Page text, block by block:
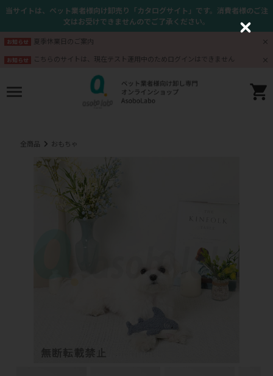
当サイトは、ペット業者様向け卸売り「カタログサイト」です。消費者様のご注
文はお受けできませんのでご了承ください。
お知らせ 夏季休業日のご案内
お知らせ こちらのサイトは、現在テスト運用中のためログインはできません
全商品 おもちゃ
C